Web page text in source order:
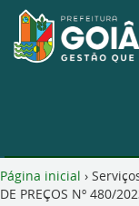
Página inicial ›
DE PREÇOS Nº 480/